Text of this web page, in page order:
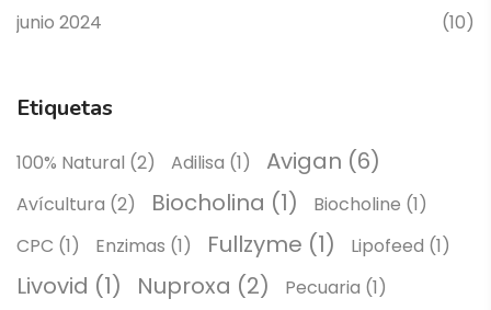
junio 2024 (10)
Etiquetas
100% Natural (2) Adilisa (1) Avigan (6)
Avícultura (2) Biocholina (1) Biocholine (1)
CPC (1) Enzimas (1) Fullzyme (1) Lipofeed (1)
Livovid (1) Nuproxa (2) Pecuaria (1)